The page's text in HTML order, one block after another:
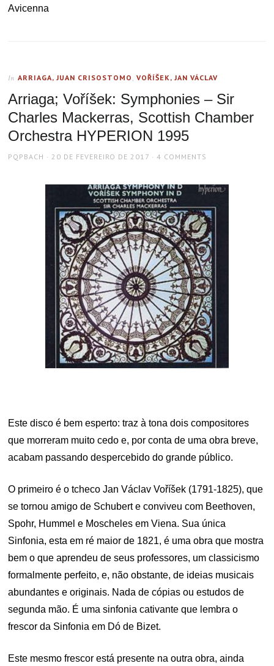
Avicenna
In ARRIAGA, JUAN CRISOSTOMO ,VOŘÍŠEK, JAN VÁCLAV
Arriaga; Voříšek: Symphonies – Sir
Charles Mackerras, Scottish Chamber
Orchestra HYPERION 1995
AUTHOR
PQPBACH
POSTED
20 DE FEVEREIRO DE 2017 4 COMMENTS
Este disco é bem esperto: traz à tona dois compositores
que morreram muito cedo e, por conta de uma obra breve,
acabam passando despercebido do grande público.
O primeiro é o tcheco Jan Václav Voříšek (1791-1825), que
se tornou amigo de Schubert e conviveu com Beethoven,
Spohr, Hummel e Moscheles em Viena. Sua única
Sinfonia, esta em ré maior de 1821, é uma obra que mostra
bem o que aprendeu de seus professores, um classicismo
formalmente perfeito, e, não obstante, de ideias musicais
abundantes e originais. Nada de cópias ou estudos de
segunda mão. É uma sinfonia cativante que lembra o
frescor da Sinfonia em Dó de Bizet.
Este mesmo frescor está presente na outra obra, ainda